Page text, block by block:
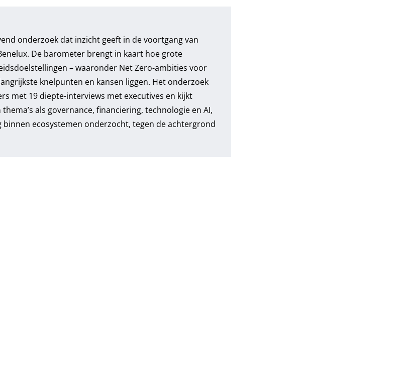
onderzoek dat inzicht geeft in de voortgang van
De barometer brengt in kaart hoe grote
– waaronder Net Zero-ambities voor
knelpunten en kansen liggen. Het onderzoek
met 19 diepte-interviews met executives en kijkt
als governance, financiering, technologie en AI,
ecosystemen onderzocht, tegen de achtergrond